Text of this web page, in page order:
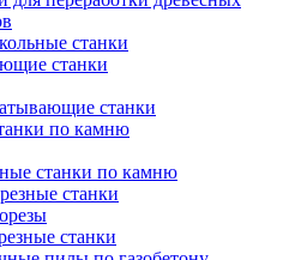
станки
станки
станки
по камню
станки по камню
станки
станки